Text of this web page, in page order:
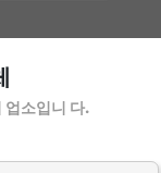
업소입니 다.